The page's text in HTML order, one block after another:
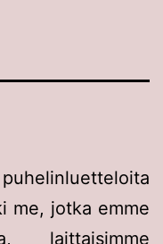
me, jotka emme
laittaisimme